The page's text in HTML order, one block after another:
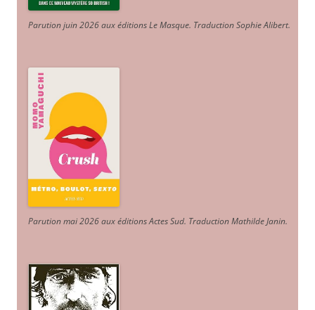
Parution juin 2026 aux éditions Le Masque. Traduction Sophie Alibert.
Parution mai 2026 aux éditions Actes Sud. Traduction Mathilde Janin.